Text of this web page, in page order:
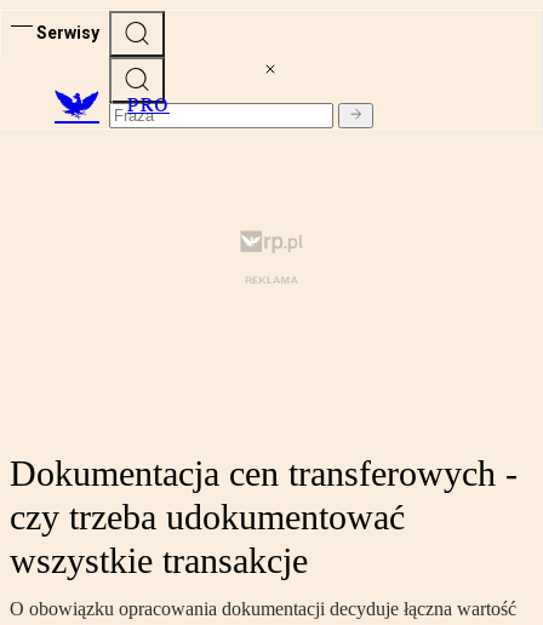
Serwisy
PRO
Dokumentacja cen transferowych -
czy trzeba udokumentować
wszystkie transakcje
O obowiązku opracowania dokumentacji decyduje łączna wartość